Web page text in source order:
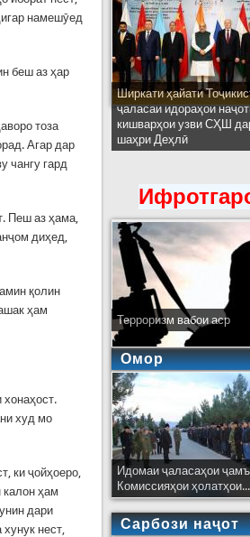
намешӯед
беш аз ҳар
тоза
Агар дар
чангу гард
Пеш аз ҳама,
диҳед,
қолин
ҳам
худ мо
ки ҷойҳоеро,
калон ҳам
дари
нест,
Ширкати ҳайати
ҷаласаи идораҳои
кишварҳои узви СҲШ
шаҳри Деҳлӣ
Терроризм вабои аср
Омор
Идомаи ҷаласаҳои
Комиссияҳои ҳолатҳои...
Сарбози наҷот